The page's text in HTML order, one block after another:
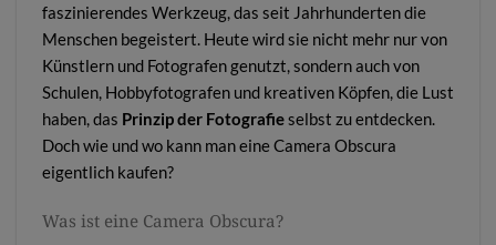
faszinierendes Werkzeug, das seit Jahrhunderten die
Menschen begeistert. Heute wird sie nicht mehr nur von
Künstlern und Fotografen genutzt, sondern auch von
Schulen, Hobbyfotografen und kreativen Köpfen, die Lust
haben, das Prinzip der Fotografieselbst zu entdecken.
Doch wie und wo kann man eine Camera Obscura
eigentlich kaufen?
Was ist eine Camera Obscura?